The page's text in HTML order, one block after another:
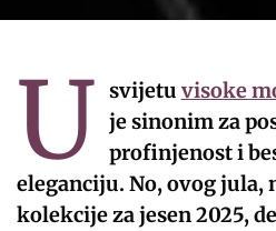
U svijetu visoke
je sinonim za
profinjenost i
eleganciju. No, ovog jula,
kolekcije za jesen 2025,